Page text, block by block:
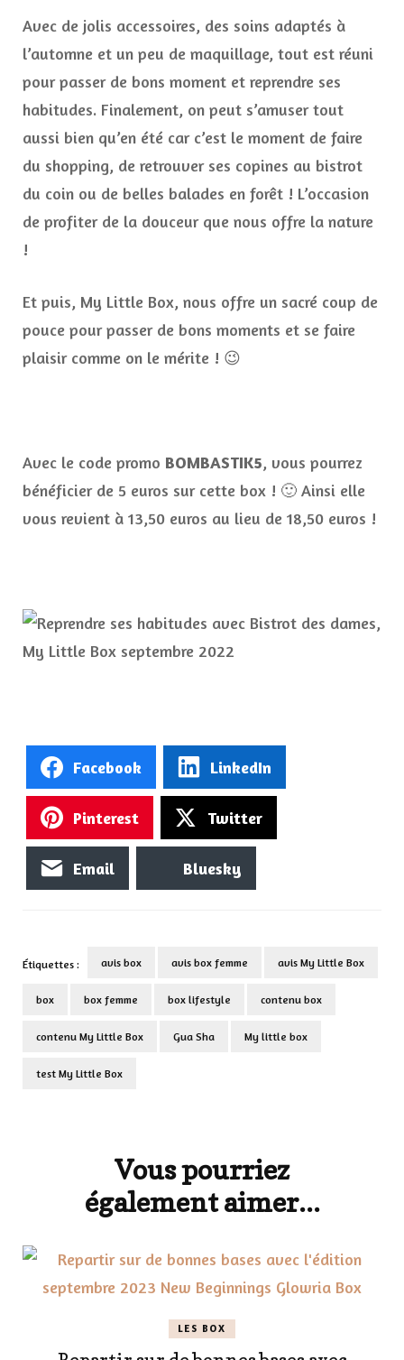
Avec de jolis accessoires, des soins adaptés à
l’automne et un peu de maquillage, tout est réuni
pour passer de bons moment et reprendre ses
habitudes. Finalement, on peut s’amuser tout
aussi bien qu’en été car c’est le moment de faire
du shopping, de retrouver ses copines au bistrot
du coin ou de belles balades en forêt ! L’occasion
de profiter de la douceur que nous offre la nature
!
Et puis, My Little Box, nous offre un sacré coup de
pouce pour passer de bons moments et se faire
plaisir comme on le mérite ! 😉
Avec le code promo BOMBASTIK5, vous pourrez
bénéficier de 5 euros sur cette box ! 🙂 Ainsi elle
vous revient à 13,50 euros au lieu de 18,50 euros !
Facebook LinkedIn
Pinterest Twitter
Email Bluesky
Étiquettes : avis box avis box femme avis My Little Box
box box femme box lifestyle contenu box
contenu My Little Box Gua Sha My little box
test My Little Box
Vous pourriez
également aimer...
LES BOX